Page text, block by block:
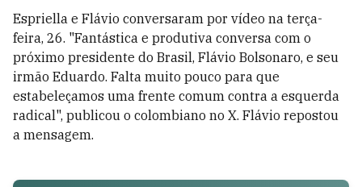
Espriella e Flávio conversaram por vídeo na terça-
feira, 26. "Fantástica e produtiva conversa com o
próximo presidente do Brasil, Flávio Bolsonaro, e seu
irmão Eduardo. Falta muito pouco para que
estabeleçamos uma frente comum contra a esquerda
radical", publicou o colombiano no X. Flávio repostou
a mensagem.